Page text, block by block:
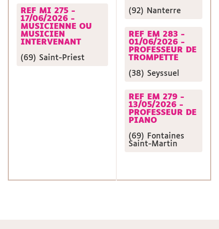
REF MI 275 -
17/06/2026 -
MUSICIENNE OU
MUSICIEN
INTERVENANT
(69) Saint-Priest
(92) Nanterre
REF EM 283 -
01/06/2026 -
PROFESSEUR DE
TROMPETTE
(38) Seyssuel
REF EM 279 -
13/05/2026 -
PROFESSEUR DE
PIANO
(69) Fontaines
Saint-Martin